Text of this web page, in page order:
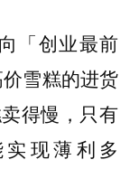
「创业最前
雪糕的进货
得慢，只有
现薄利多